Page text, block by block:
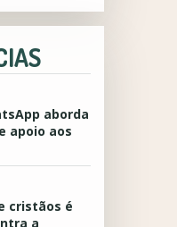
aborda
apoio aos
cristãos é
a